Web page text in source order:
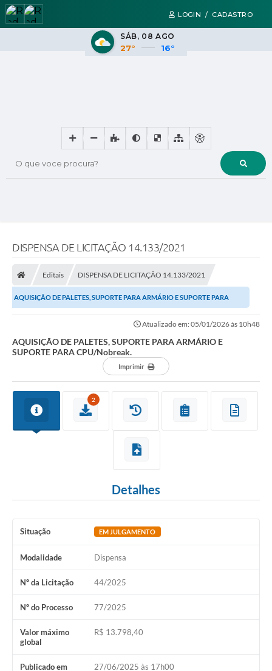
LOGIN / CADASTRO
O que voce procura?
SÁB 08 AGO
27° 16°
DISPENSA DE LICITAÇÃO 14.133/2021
Editais DISPENSA DE LICITAÇÃO 14.133/2021
AQUISIÇÃO DE PALETES, SUPORTE PARA ARMÁRIO E SUPORTE PARA
Atualizado em: 05/01/2026 às 10h48
AQUISIÇÃO DE PALETES, SUPORTE PARA ARMÁRIO E
SUPORTE PARA CPU/Nobreak.
Imprimir
2
Detalhes
Situação EM JULGAMENTO
Modalidade Dispensa
Nº da Licitação 44/2025
Nº do Processo 77/2025
Valor máximo
global
R$ 13.798,40
Publicado em 27/06/2025 às 17h00